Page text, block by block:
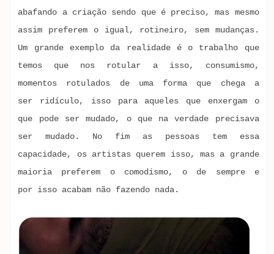
abafando a criação sendo que é preciso, mas mesmo
assim preferem o igual, rotineiro, sem mudanças.
Um grande exemplo da realidade é o trabalho que
temos que nos rotular a isso, consumismo,
momentos rotulados de uma forma que chega a
ser ridículo, isso para aqueles que enxergam o
que pode ser mudado, o que na verdade precisava
ser mudado. No fim as pessoas tem essa
capacidade, os artistas querem isso, mas a grande
maioria preferem o comodismo, o de sempre e
por isso acabam não fazendo nada.